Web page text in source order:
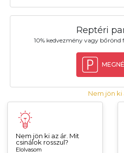
Reptéri
10% kedvezmény vagy bőrönd
Nem jön ki
Nem jön ki az ár. Mit
csinálok rosszul?
Elolvasom